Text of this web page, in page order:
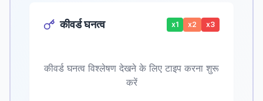
कीवर्ड घनत्व x1 x2 x3
कीवर्ड घनत्व विश्लेषण देखने के लिए टाइप करना शुरू
करें